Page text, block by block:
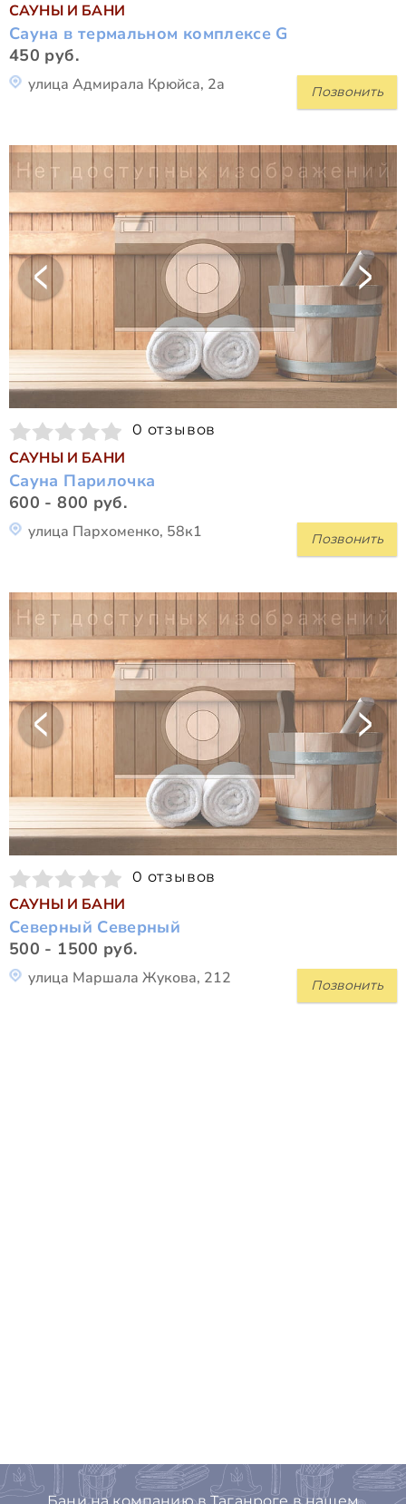
САУНЫ И БАНИ
Сауна в термальном комплексе G
450 руб.
Позвонить
улица Адмирала Крюйса, 2а
0 отзывов
САУНЫ И БАНИ
Сауна Парилочка
600 - 800 руб.
Позвонить
улица Пархоменко, 58к1
0 отзывов
САУНЫ И БАНИ
Северный Северный
500 - 1500 руб.
Позвонить
улица Маршала Жукова, 212